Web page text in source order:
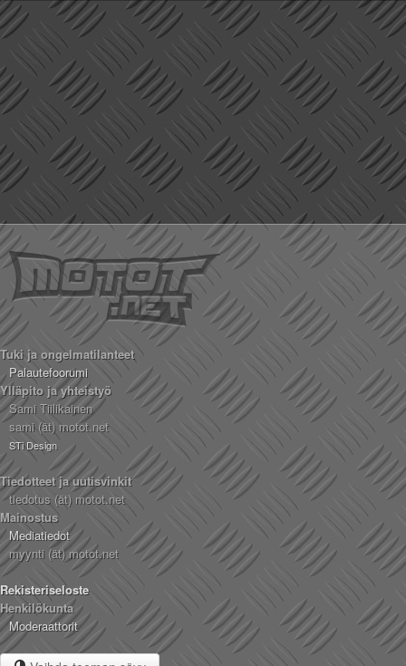
Tuki ja ongelmatilanteet
Palautefoorumi
Ylläpito ja yhteistyö
Sami Tiilikainen
sami (ät) motot.net
STi Design
Tiedotteet ja uutisvinkit
tiedotus (ät) motot.net
Mainostus
Mediatiedot
myynti (ät) motot.net
Rekisteriseloste
Henkilökunta
Moderaattorit